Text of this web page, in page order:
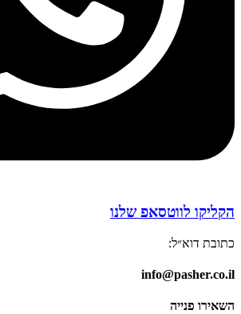
הקליקו לווטסאפ שלנו
כתובת דוא״ל:
info@pasher.co.il
השאירו פנייה